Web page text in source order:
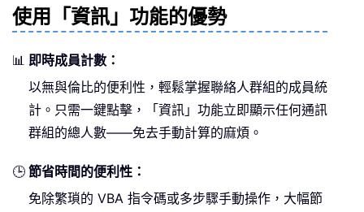
使用「資訊」功能的優勢
📊 即時成員計數：
以無與倫比的便利性，輕鬆掌握聯絡人群組的成員統
計。只需一鍵點擊，「資訊」功能立即顯示任何通訊
群組的總人數——免去手動計算的麻煩。
🕒 節省時間的便利性：
免除繁瑣的 VBA 指令碼或多步驟手動操作，大幅節